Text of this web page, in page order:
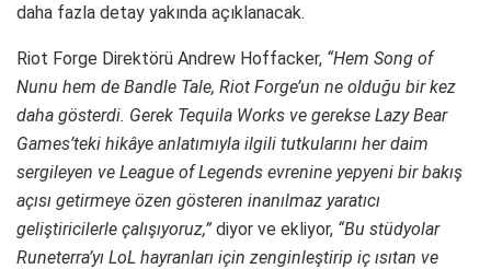
daha fazla detay yakında açıklanacak.
Riot Forge Direktörü Andrew Hoffacker, “Hem Song of
Nunu hem de Bandle Tale, Riot Forge’un ne olduğu bir kez
daha gösterdi. Gerek Tequila Works ve gerekse Lazy Bear
Games’teki hikâye anlatımıyla ilgili tutkularını her daim
sergileyen ve League of Legends evrenine yepyeni bir bakış
açısı getirmeye özen gösteren inanılmaz yaratıcı
geliştiricilerle çalışıyoruz,” diyor ve ekliyor, “Bu stüdyolar
Runeterra’yı LoL hayranları için zenginleştirip iç ısıtan ve